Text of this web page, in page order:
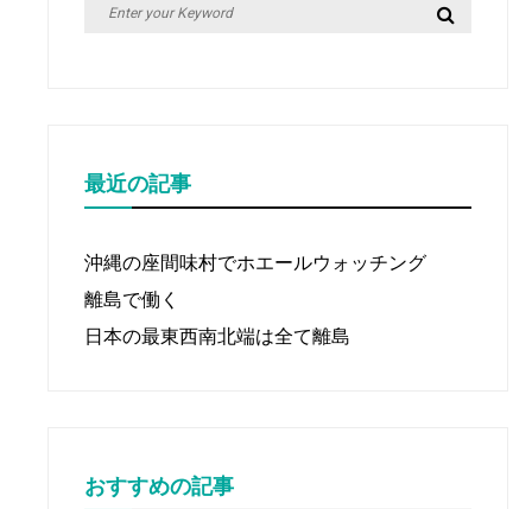
Search
最近の記事
沖縄の座間味村でホエールウォッチング
離島で働く
日本の最東西南北端は全て離島
おすすめの記事